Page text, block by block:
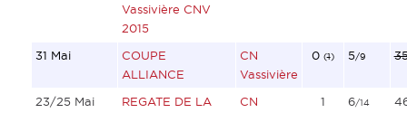
Vassivière CNV
2015
31 Mai
COUPE
ALLIANCE
CN
Vassivière
0 (1) 5/9
23/25 Mai
REGATE DE LA
CN
1 6/14